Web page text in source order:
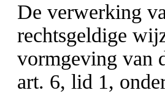
De verwerking
rechtsgeldige
vormgeving van
art. 6, lid 1,